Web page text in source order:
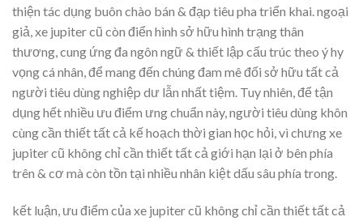
thiện tác dụng buôn chào bán & đạp tiêu pha triển khai. ngoại
giả, xe jupiter cũ còn điển hình sở hữu hình trạng thân
thương, cung ứng đa ngôn ngữ & thiết lập cấu trúc theo ý hy
vọng cá nhân, để mang đến chúng đam mê đối sở hữu tất cả
người tiêu dùng nghiệp dư lẫn nhất tiệm. Tuy nhiên, để tận
dụng hết nhiều ưu điểm ưng chuẩn này, người tiêu dùng khôn
cùng cần thiết tất cả kế hoạch thời gian học hỏi, vì chưng xe
jupiter cũ không chỉ cần thiết tất cả giới hạn lại ở bên phía
trên & cơ mà còn tồn tại nhiều nhân kiệt dấu sâu phía trong.
kết luận, ưu điểm của xe jupiter cũ không chỉ cần thiết tất cả